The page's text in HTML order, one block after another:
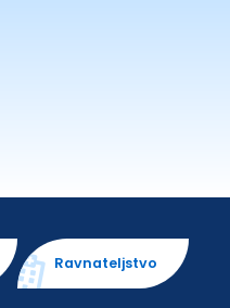
Ravnateljstvo